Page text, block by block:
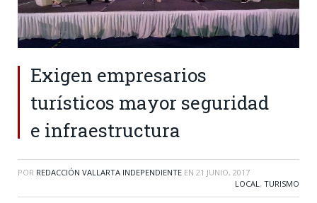
Exigen empresarios
turísticos mayor seguridad
e infraestructura
POR REDACCIÓN VALLARTA INDEPENDIENTE EN 21 JUNIO, 2017
LOCAL , TURISMO